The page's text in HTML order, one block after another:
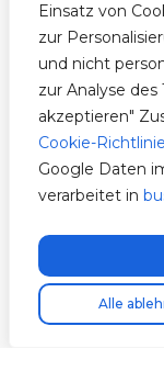
Einsatz von
zur
und nicht
zur Analyse des
akzeptieren"
Cookie-Richtlinie
Google Daten
verarbeitet in
Alle